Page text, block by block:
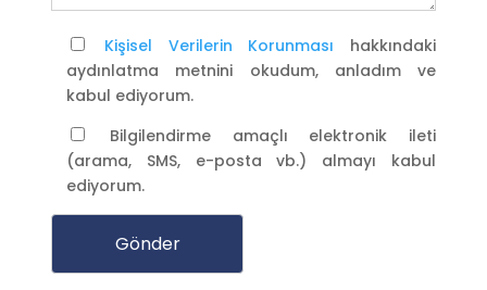
Kişisel Verilerin Korunması hakkındaki
aydınlatma metnini okudum, anladım ve
kabul ediyorum.
Bilgilendirme amaçlı elektronik ileti
(arama, SMS, e-posta vb.) almayı kabul
ediyorum.